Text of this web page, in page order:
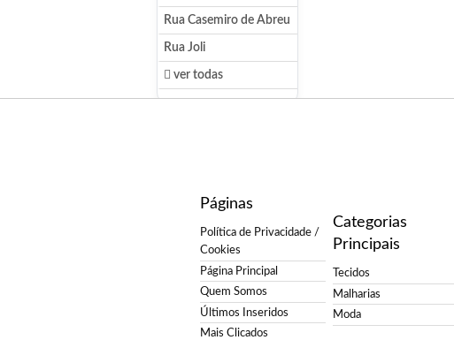
Rua Casemiro de Abreu
Rua Joli
ver todas
Páginas
Política de Privacidade /
Cookies
Página Principal
Quem Somos
Últimos Inseridos
Mais Clicados
Categorias
Principais
Tecidos
Malharias
Moda